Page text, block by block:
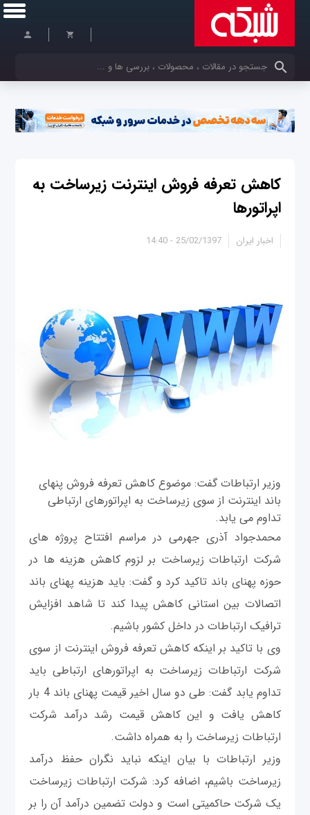
کلمات کلیدی خود را وارد کنید
کاهش تعرفه فروش اینترنت زیرساخت به
اپراتورها
25/02/1397 - 14:40 اخبار ایران
وزیر ارتباطات گفت: موضوع کاهش تعرفه فروش پنهای
باند اینترنت از سوی زیرساخت به اپراتورهای ارتباطی
تداوم می یابد.
محمدجواد آذری جهرمی در مراسم افتتاح پروژه های
شرکت ارتباطات زیرساخت بر لزوم کاهش هزینه ها در
حوزه پهنای باند تاکید کرد و گفت: باید هزینه پهنای باند
اتصالات بین استانی کاهش پیدا کند تا شاهد افزایش
ترافیک ارتباطات در داخل کشور باشیم.
وی با تاکید بر اینکه کاهش تعرفه فروش اینترنت از سوی
شرکت ارتباطات زیرساخت به اپراتورهای ارتباطی باید
تداوم یابد گفت: طی دو سال اخیر قیمت پهنای باند 4 بار
کاهش یافت و این کاهش قیمت رشد درآمد شرکت
ارتباطات زیرساخت را به همراه داشت.
وزیر ارتباطات با بیان اینکه نباید نگران حفظ درآمد
زیرساخت باشیم، اضافه کرد: شرکت ارتباطات زیرساخت
یک شرکت حاکمیتی است و دولت تضمین درآمد آن را بر